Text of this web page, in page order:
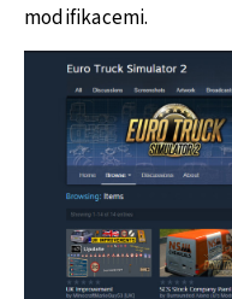
modifikacemi.